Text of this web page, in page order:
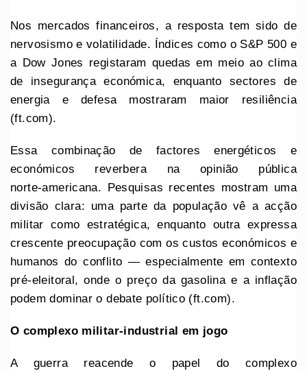
Nos mercados financeiros, a resposta tem sido de
nervosismo e volatilidade. Índices como o S&P 500 e
a Dow Jones registaram quedas em meio ao clima
de insegurança económica, enquanto sectores de
energia e defesa mostraram maior resiliência
(ft.com).
Essa combinação de factores energéticos e
económicos reverbera na opinião pública
norte‑americana. Pesquisas recentes mostram uma
divisão clara: uma parte da população vê a acção
militar como estratégica, enquanto outra expressa
crescente preocupação com os custos económicos e
humanos do conflito — especialmente em contexto
pré-eleitoral, onde o preço da gasolina e a inflação
podem dominar o debate político (ft.com).
O complexo militar‑industrial em jogo
A guerra reacende o papel do complexo